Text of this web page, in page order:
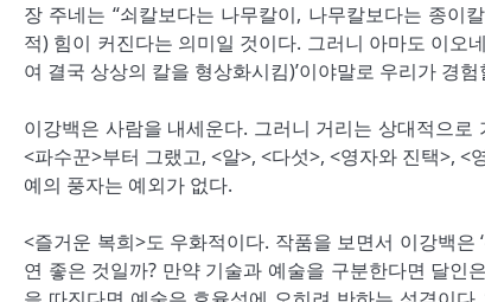
장 주네는 “쇠칼보다는 나무칼이, 나무칼보다는 종이
적) 힘이 커진다는 의미일 것이다. 그러니 아마도 이오
여 결국 상상의 칼을 형상화시킴)’이야말로 우리가 경
이강백은 사람을 내세운다. 그러니 거리는 상대적으
<파수꾼>부터 그랬고, <알>, <다섯>, <영자와 진택>,
예의 풍자는 예외가 없다.
<즐거운 복희>도 우화적이다. 작품을 보면서 이강백은
연 좋은 것일까? 만약 기술과 예술을 구분한다면 달인